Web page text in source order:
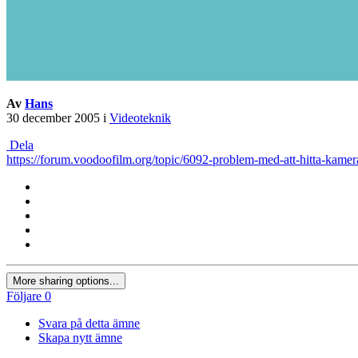
Av Hans
30 december 2005 i Videoteknik
Dela
https://forum.voodoofilm.org/topic/6092-problem-med-att-hitta-
More sharing options...
Följare 0
Svara på detta ämne
Skapa nytt ämne